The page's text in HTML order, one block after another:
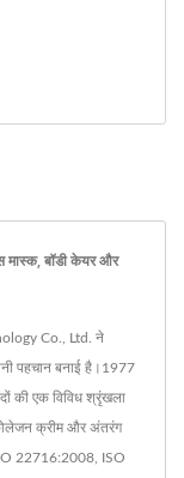
मास्क, बॉडी केयर और
Co., Ltd. ने
पहचान बनाई है।1977
की एक विविध श्रृंखला
क्रीम और अंतरंग
22716:2008, ISO